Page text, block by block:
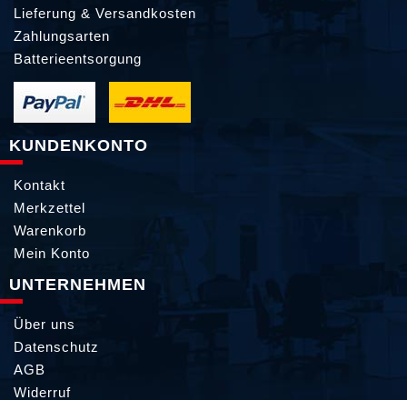
Lieferung & Versandkosten
Zahlungsarten
Batterieentsorgung
KUNDENKONTO
Kontakt
Merkzettel
Warenkorb
Mein Konto
UNTERNEHMEN
Über uns
Datenschutz
AGB
Widerruf